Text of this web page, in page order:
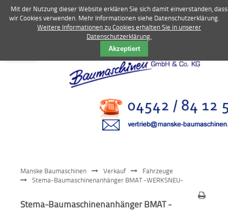
Bagger
Kommunaltechnik
Anbaugeräte
Manske Baumaschinen Verkauf
Fahrzeuge
Stema-Baumaschinenanhänger BMAT -WERKSNEU-
Stema-Baumaschinenanhänger BMAT -
Mit der Nutzung dieser Website erklären Sie sich damit einverstanden, dass
wir Cookies verwenden. Mehr Informationen siehe Datenschutzerklärung.
Weitere Informationen zu Cookies erhalten Sie in unserer
Datenschutzerklärung.
Akzeptiert